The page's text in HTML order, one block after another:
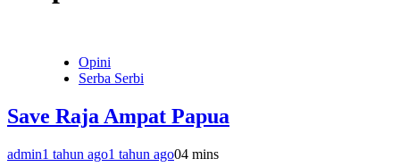
Opini
Serba Serbi
Save Raja Ampat Papua
admin1 tahun ago1 tahun ago04 mins